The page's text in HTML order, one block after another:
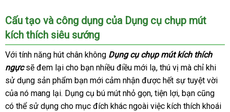
hút
chân
không
mút
vú
kích
thích
massage
ngực
siêu
sướng
hút
Cấu tạo hướng
dẫn
và công dụng bỏ
của Dụng cụ chụp mút
kích thích siêu sướng
Với tính năng hút chân không Dụng cụ chụp mút kích thích
ngựctự
động
sẽ đem lại cho bạn nhiều điều mới lạphân
phối
, thú vị Mỹ
mà chỉ khi
sử dụng sản phẩm bạn mới cảm nhận showroom
được hết sự tuyệt vời
của nó mang lạian
toàn
. Dụng cụ bú mút nhỏ gọngiá
bán
, tiện lợitheo
yêu
, bạn sử
dụng
cũng
có thể sử dụng cho mục đích khác ngoài việc kích thích khoái